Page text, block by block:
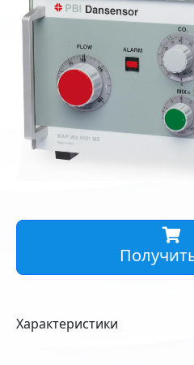
Характеристики